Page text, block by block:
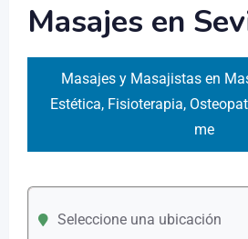
Masajes en
Masajes y Masajistas en
Estética, Fisioterapia,
me
Seleccione una ubicación